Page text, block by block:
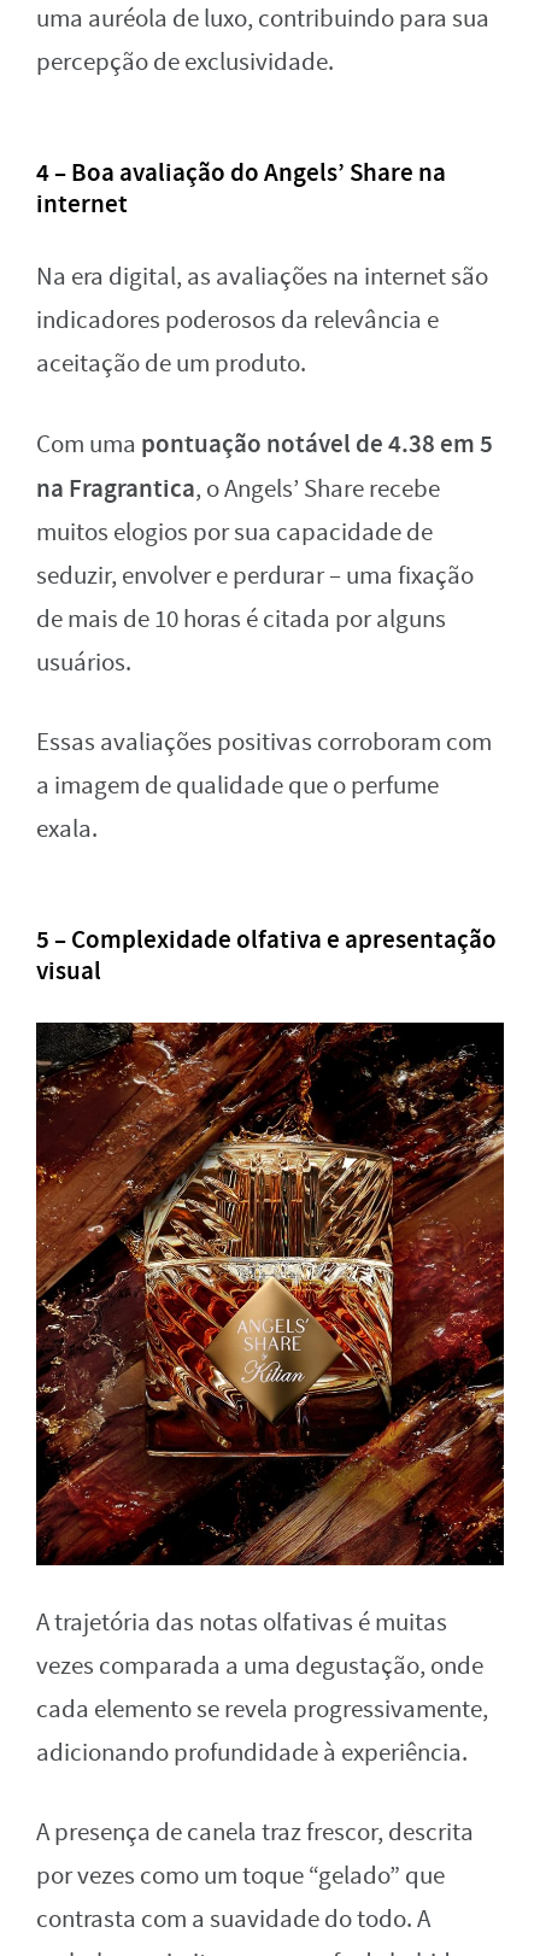
uma auréola de luxo, contribuindo para sua
percepção de exclusividade.
4 – Boa avaliação do Angels’ Share na
internet
Na era digital, as avaliações na internet são
indicadores poderosos da relevância e
aceitação de um produto.
Com uma pontuação notável de 4.38 em 5
na Fragrantica, o Angels’ Share recebe
muitos elogios por sua capacidade de
seduzir, envolver e perdurar – uma fixação
de mais de 10 horas é citada por alguns
usuários.
Essas avaliações positivas corroboram com
a imagem de qualidade que o perfume
exala.
5 – Complexidade olfativa e apresentação
visual
A trajetória das notas olfativas é muitas
vezes comparada a uma degustação, onde
cada elemento se revela progressivamente,
adicionando profundidade à experiência.
A presença de canela traz frescor, descrita
por vezes como um toque “gelado” que
contrasta com a suavidade do todo. A